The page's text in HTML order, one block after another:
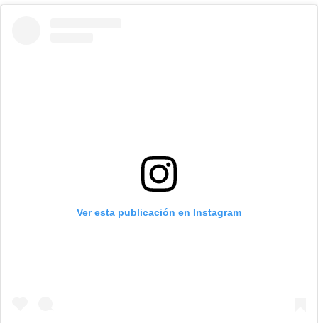
Ver esta publicación en Instagram